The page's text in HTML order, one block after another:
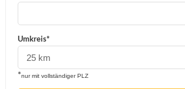
Umkreis*
*nur mit vollständiger PLZ